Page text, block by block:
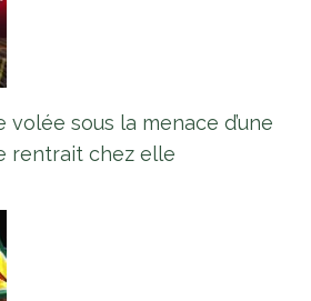
sous la menace d’une
rentrait chez elle